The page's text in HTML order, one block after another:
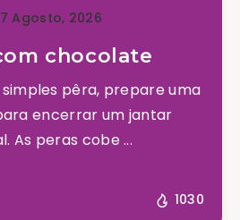
7 Agosto, 2026
chocolate
pêra, prepare uma
encerrar um jantar
As peras cobe ...
1030